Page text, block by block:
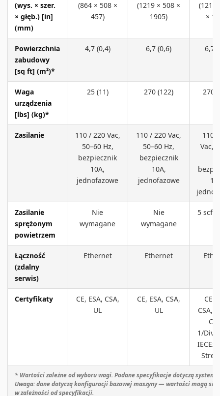
(wys. × szer.
× głęb.) [in]
(mm)
(864 × 508 ×
457)
(1219 × 508 ×
1905)
(1219
×
Powierzchnia
zabudowy
[sq ft] (m²)*
4,7 (0,4) 6,7 (0,6) 6,7
Waga
urządzenia
[lbs] (kg)*
25 (11) 270 (122) 270
Zasilanie
110 / 220 Vac,
50–60 Hz,
bezpiecznik
10A,
jednofazowe
110 / 220 Vac,
50–60 Hz,
bezpiecznik
10A,
jednofazowe
110
Vac,
Zasilanie
sprężonym
powietrzem
Nie
wymagane
Nie
wymagane
5
Łączność
(zdalny
serwis)
Ethernet Ethernet
Certyfikaty
CE, ESA, CSA,
UL
CE, ESA, CSA,
UL
CE,
CSA,
1/
IECEx
* Wartości zależne od wyboru wagi. Podane specyfikacje dotyczą
Uwaga: dane dotyczą konfiguracji bazowej maszyny — wartości mogą się
w zależności od specyfikacji.